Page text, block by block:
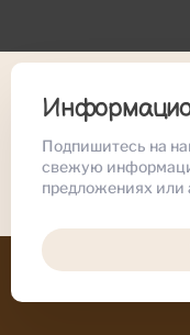
Подпишитесь на
свежую
предложениях или